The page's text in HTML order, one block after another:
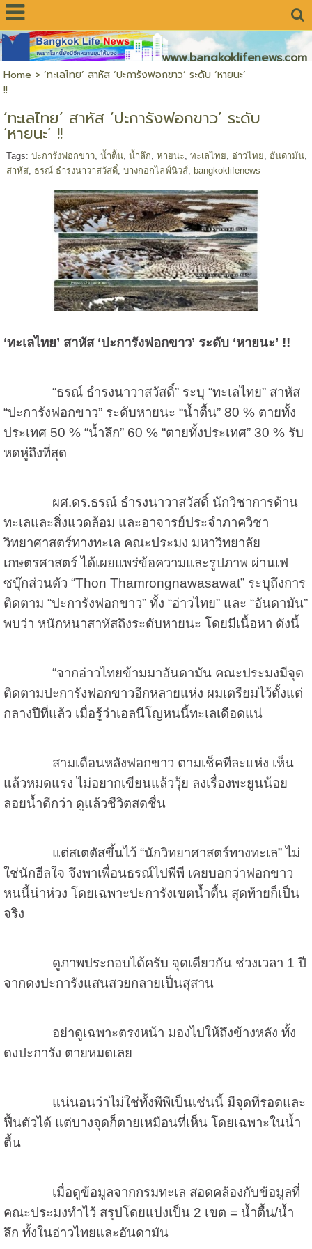
www.bangkoklifenews.com
Home > ‘ทะเลไทย’ สาหัส ‘ปะการังฟอกขาว’ ระดับ ‘หายนะ’
!!
‘ทะเลไทย’ สาหัส ‘ปะการังฟอกขาว’ ระดับ
‘หายนะ’ !!
Tags: ปะการังฟอกขาว, น้ำตื้น, น้ำลึก หายนะ ทะเลไทย อ่าวไทย อันดามัน,
สาหัส, ธรณ์ ธำรงนาวาสวัสดิ์, บางกอกไลฟ์นิวส์, bangkoklifenews
‘ทะเลไทย’ สาหัส ‘ปะการังฟอกขาว’ ระดับ ‘หายนะ’ !!
“ธรณ์ ธำรงนาวาสวัสดิ์” ระบุ “ทะเลไทย” สาหัส
“ปะการังฟอกขาว” ระดับหายนะ “น้ำตื้น” 80 % ตายทั้ง
ประเทศ 50 % “น้ำลึก” 60 % “ตายทั้งประเทศ” 30 % รับ
หดหู่ถึงที่สุด
ผศ.ดร.ธรณ์ ธำรงนาวาสวัสดิ์ นักวิชาการด้าน
ทะเลและสิ่งแวดล้อม และอาจารย์ประจำภาควิชา
วิทยาศาสตร์ทางทะเล คณะประมง มหาวิทยาลัย
เกษตรศาสตร์ ได้เผยแพร่ข้อความและรูปภาพ ผ่านเฟ
ซบุ๊กส่วนตัว “Thon Thamrongnawasawat” ระบุถึงการ
ติดตาม “ปะการังฟอกขาว” ทั้ง “อ่าวไทย” และ “อันดามัน”
พบว่า หนักหนาสาหัสถึงระดับหายนะ โดยมีเนื้อหา ดังนี้
“จากอ่าวไทยข้ามมาอันดามัน คณะประมงมีจุด
ติดตามปะการังฟอกขาวอีกหลายแห่ง ผมเตรียมไว้ตั้งแต่
กลางปีที่แล้ว เมื่อรู้ว่าเอลนีโญหนนี้ทะเลเดือดแน่
สามเดือนหลังฟอกขาว ตามเช็คทีละแห่ง เห็น
แล้วหมดแรง ไม่อยากเขียนแล้ววุ้ย ลงเรื่องพะยูนน้อย
ลอยน้ำดีกว่า ดูแล้วชีวิตสดชื่น
แต่สเตตัสขึ้นไว้ “นักวิทยาศาสตร์ทางทะเล” ไม่
ใช่นักฮีลใจ จึงพาเพื่อนธรณ์ไปพีพี เคยบอกว่าฟอกขาว
หนนี้น่าห่วง โดยเฉพาะปะการังเขตน้ำตื้น สุดท้ายก็เป็น
จริง
ดูภาพประกอบได้ครับ จุดเดียวกัน ช่วงเวลา 1 ปี
จากดงปะการังแสนสวยกลายเป็นสุสาน
อย่าดูเฉพาะตรงหน้า มองไปให้ถึงข้างหลัง ทั้ง
ดงปะการัง ตายหมดเลย
แน่นอนว่าไม่ใช่ทั้งพีพีเป็นเช่นนี้ มีจุดที่รอดและ
ฟื้นตัวได้ แต่บางจุดก็ตายเหมือนที่เห็น โดยเฉพาะในน้ำ
ตื้น
เมื่อดูข้อมูลจากกรมทะเล สอดคล้องกับข้อมูลที่
คณะประมงทำไว้ สรุปโดยแบ่งเป็น 2 เขต = น้ำตื้น/น้ำ
ลึก ทั้งในอ่าวไทยและอันดามัน